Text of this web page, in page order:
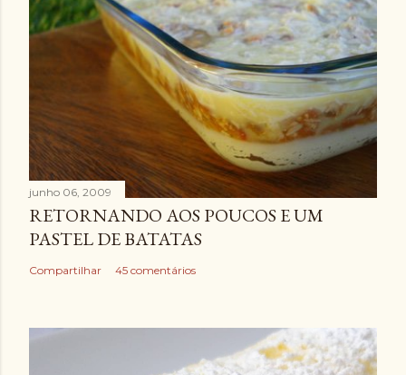
junho 06, 2009
RETORNANDO AOS POUCOS E UM
PASTEL DE BATATAS
Compartilhar 45 comentários